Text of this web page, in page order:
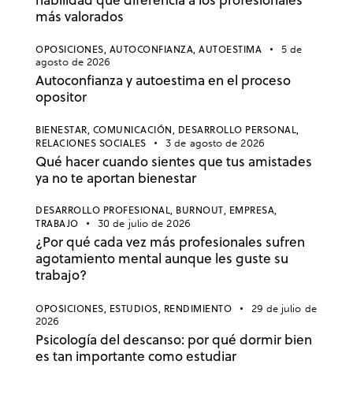
más valorados
OPOSICIONES, AUTOCONFIANZA, AUTOESTIMA
5 de
agosto de 2026
Autoconfianza y autoestima en el proceso
opositor
BIENESTAR, COMUNICACIÓN, DESARROLLO PERSONAL,
RELACIONES SOCIALES
3 de agosto de 2026
Qué hacer cuando sientes que tus amistades
ya no te aportan bienestar
DESARROLLO PROFESIONAL, BURNOUT, EMPRESA,
TRABAJO
30 de julio de 2026
¿Por qué cada vez más profesionales sufren
agotamiento mental aunque les guste su
trabajo?
OPOSICIONES, ESTUDIOS, RENDIMIENTO
29 de julio de
2026
Psicología del descanso: por qué dormir bien
es tan importante como estudiar